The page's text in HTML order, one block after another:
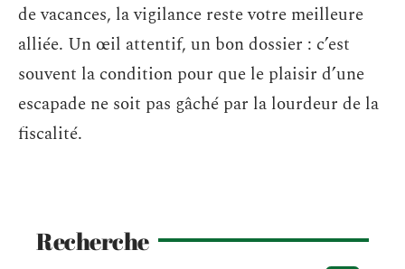
de vacances, la vigilance reste votre meilleure
alliée. Un œil attentif, un bon dossier : c’est
souvent la condition pour que le plaisir d’une
escapade ne soit pas gâché par la lourdeur de la
fiscalité.
Recherche